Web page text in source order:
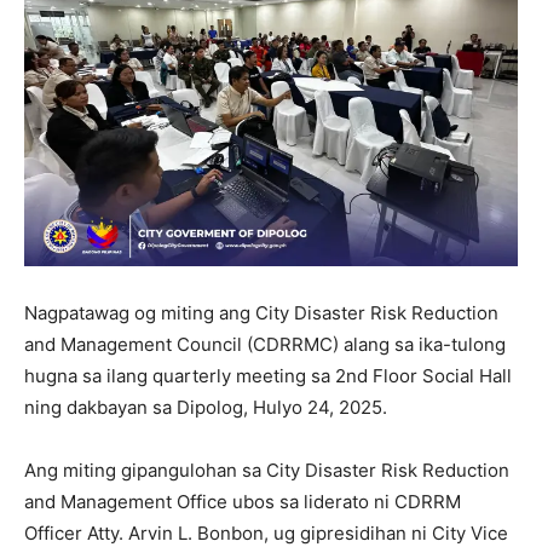
Nagpatawag og miting ang City Disaster Risk Reduction
and Management Council (CDRRMC) alang sa ika-tulong
hugna sa ilang quarterly meeting sa 2nd Floor Social Hall
ning dakbayan sa Dipolog, Hulyo 24, 2025.
Ang miting gipangulohan sa City Disaster Risk Reduction
and Management Office ubos sa liderato ni CDRRM
Officer Atty. Arvin L. Bonbon, ug gipresidihan ni City Vice